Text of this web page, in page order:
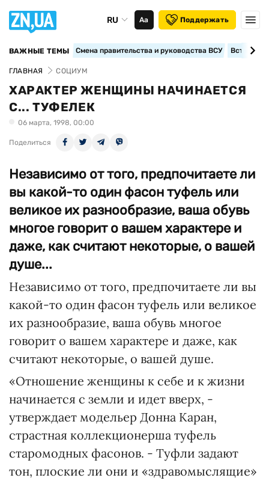
RU Аа Поддержать
ВАЖНЫЕ ТЕМЫ Смена правительства и руководства ВСУ
ГЛАВНАЯ СОЦИУМ
ХАРАКТЕР ЖЕНЩИНЫ НАЧИНАЕТСЯ
С... ТУФЕЛЕК
06 марта, 1998, 00:00
Поделиться
Независимо от того, предпочитаете ли
вы какой-то один фасон туфель или
великое их разнообразие, ваша обувь
многое говорит о вашем характере и
даже, как считают некоторые, о вашей
душе...
Независимо от того, предпочитаете ли вы
какой-то один фасон туфель или великое
их разнообразие, ваша обувь многое
говорит о вашем характере и даже, как
считают некоторые, о вашей душе.
«Отношение женщины к себе и к жизни
начинается с земли и идет вверх, -
утверждает модельер Донна Каран,
страстная коллекционерша туфель
старомодных фасонов. - Туфли задают
тон, плоские ли они и «здравомыслящие»